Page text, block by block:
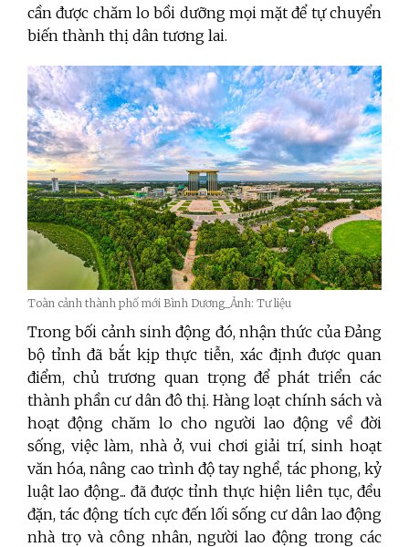
cần được chăm lo bồi dưỡng mọi mặt để tự chuyển
biến thành thị dân tương lai.
Toàn cảnh thành phố mới Bình Dương_Ảnh: Tư liệu
Trong bối cảnh sinh động đó, nhận thức của Đảng
bộ tỉnh đã bắt kịp thực tiễn, xác định được quan
điểm, chủ trương quan trọng để phát triển các
thành phần cư dân đô thị. Hàng loạt chính sách và
hoạt động chăm lo cho người lao động về đời
sống, việc làm, nhà ở, vui chơi giải trí, sinh hoạt
văn hóa, nâng cao trình độ tay nghề, tác phong, kỷ
luật lao động... đã được tỉnh thực hiện liên tục, đều
đặn, tác động tích cực đến lối sống cư dân lao động
nhà trọ và công nhân, người lao động trong các